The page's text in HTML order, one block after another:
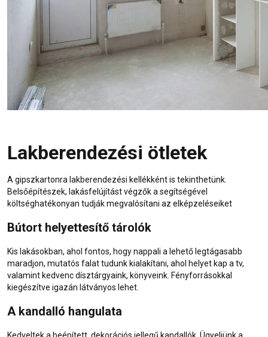
Lakberendezési ötletek
A gipszkartonra lakberendezési kellékként is tekinthetünk.
Belsőépítészek, lakásfelújítást végzők a segítségével
költséghatékonyan tudják megvalósítani az elképzeléseiket
Bútort helyettesítő tárolók
Kis lakásokban, ahol fontos, hogy nappali a lehető legtágasabb
maradjon, mutatós falat tudunk kialakítani, ahol helyet kap a tv,
valamint kedvenc dísztárgyaink, könyveink. Fényforrásokkal
kiegészítve igazán látványos lehet.
A kandalló hangulata